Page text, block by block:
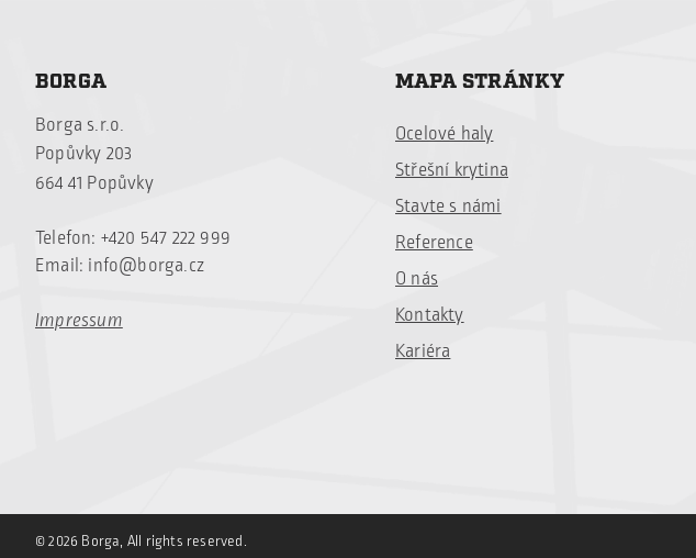
BORGA
Borga s.r.o.
Popůvky 203
664 41 Popůvky
Telefon: +420 547 222 999
Email: info@borga.cz
Impressum
MAPA STRÁNKY
Ocelové haly
Střešní krytina
Stavte s námi
Reference
O nás
Kontakty
Kariéra
© 2026 Borga, All rights reserved.